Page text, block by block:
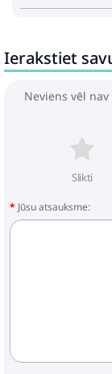
Ierakstiet
Neviens vēl
Slikti
Jūsu atsauksme: